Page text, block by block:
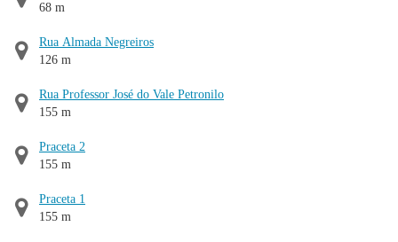
68 m
Rua Almada Negreiros
126 m
Rua Professor José do Vale Petronilo
155 m
Praceta 2
155 m
Praceta 1
155 m